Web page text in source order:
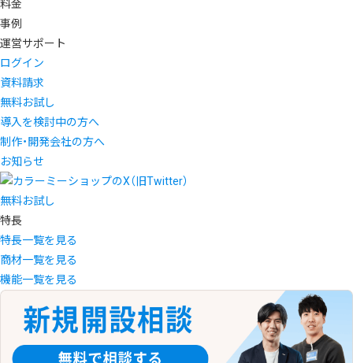
料金
事例
運営サポート
ログイン
資料請求
無料お試し
導入を検討中の方へ
制作・開発会社の方へ
お知らせ
無料お試し
特長
特長一覧を見る
商材一覧を見る
機能一覧を見る